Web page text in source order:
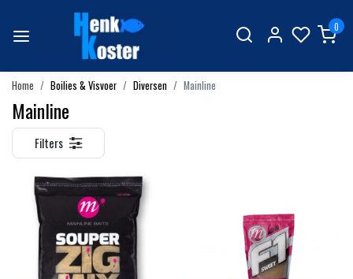
0
Home Boilies & Visvoer Diversen Mainline
Mainline
Filters